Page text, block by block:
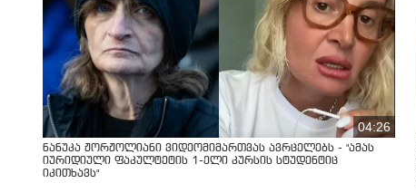
04:26
ნანუკა ჟორჟოლიანი ვიდეომიმართვას ავრცელებს - "ამას
იურიდიული ფაკულტეტის 1-ელი კურსის სტუდენტიც
იკითხავს"